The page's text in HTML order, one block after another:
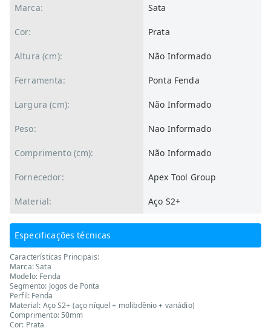
Marca: Sata
Cor: Prata
Altura (cm): Não Informado
Ferramenta: Ponta Fenda
Largura (cm): Não Informado
Peso: Nao Informado
Comprimento (cm): Não Informado
Fornecedor: Apex Tool Group
Material: Aço S2+
Especificações técnicas
Características Principais:
Marca: Sata
Modelo: Fenda
Segmento: Jogos de Ponta
Perfil: Fenda
Material: Aço S2+ (aço níquel + molibdênio + vanádio)
Comprimento: 50mm
Cor: Prata